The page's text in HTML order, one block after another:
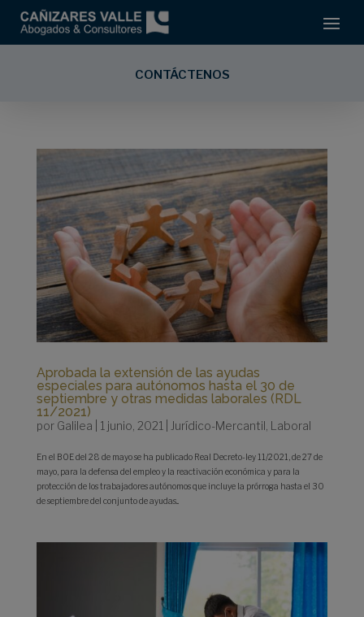
CONTÁCTENOS
Aprobada la extensión de las ayudas
especiales para autónomos hasta el 30 de
septiembre y otras medidas laborales (RDL
11/2021)
por Galilea 1 junio, 2021| Jurídico-Mercantil , Laboral
En el BOE del 28 de mayo se ha publicado Real Decreto-ley 11/2021, de 27 de
mayo, para la defensa del empleo y la reactivación económica y para la
protección de los trabajadores autónomos que incluye la prórroga hasta el 30
de septiembre del conjunto de ayudas...